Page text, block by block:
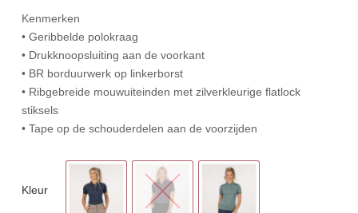
Kenmerken
• Geribbelde polokraag
• Drukknoopsluiting aan de voorkant
• BR borduurwerk op linkerborst
• Ribgebreide mouwuiteinden met zilverkleurige flatlock
stiksels
• Tape op de schouderdelen aan de voorzijden
Kleur